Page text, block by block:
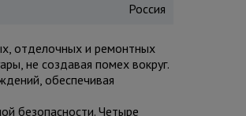
Россия
отделочных и ремонтных
не создавая помех вокруг.
обеспечивая
безопасности. Четыре